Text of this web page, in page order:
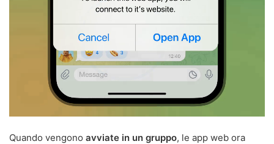
Quando vengono avviate in un gruppo, le app web ora